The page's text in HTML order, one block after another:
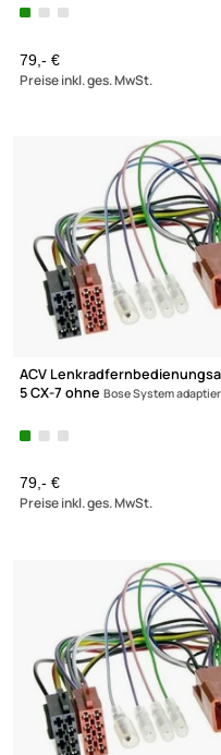
ACV
5 CX-7 ohne
79,- €
Zahlungsarten
Wir versenden mit
Unsere Leistungen